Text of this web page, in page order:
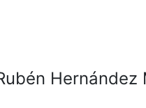
Hernández